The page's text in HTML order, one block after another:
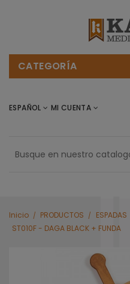
CATEGORÍA
ESPAÑOL MI CUENTA
Inicio PRODUCTOS ESPADAS
ST010F - DAGA BLACK + FUNDA